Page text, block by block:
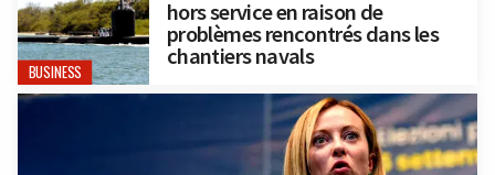
BUSINESS
hors service en raison de
problèmes rencontrés dans les
chantiers navals